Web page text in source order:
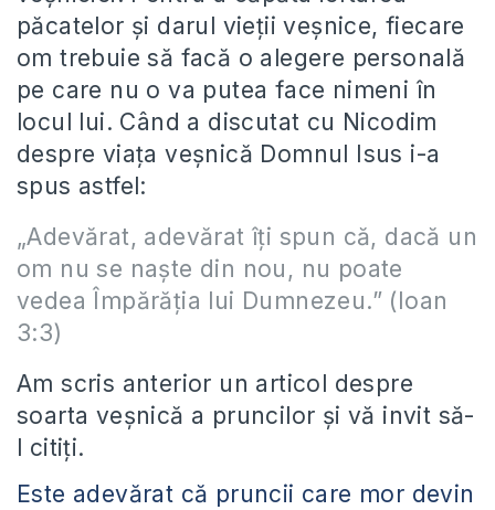
păcatelor și darul vieții veșnice, fiecare
om trebuie să facă o alegere personală
pe care nu o va putea face nimeni în
locul lui. Când a discutat cu Nicodim
despre viața veșnică Domnul Isus i-a
spus astfel:
„Adevărat, adevărat îţi spun că, dacă un
om nu se naşte din nou, nu poate
vedea Împărăţia lui Dumnezeu.” (Ioan
3:3)
Am scris anterior un articol despre
soarta veșnică a pruncilor și vă invit să-
l citiți.
Este adevărat că pruncii care mor devin